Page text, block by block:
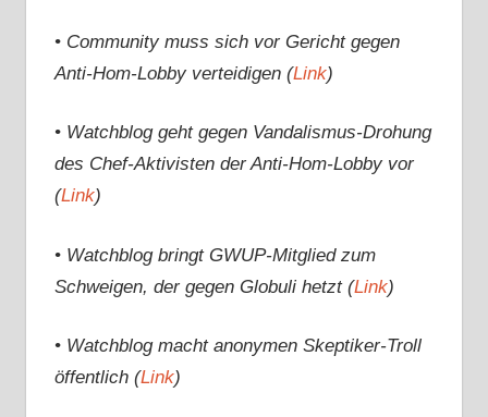
• Community muss sich vor Gericht gegen
Anti-Hom-Lobby verteidigen (Link)
• Watchblog geht gegen Vandalismus-Drohung
des Chef-Aktivisten der Anti-Hom-Lobby vor
(Link)
• Watchblog bringt GWUP-Mitglied zum
Schweigen, der gegen Globuli hetzt (Link)
• Watchblog macht anonymen Skeptiker-Troll
öffentlich (Link)